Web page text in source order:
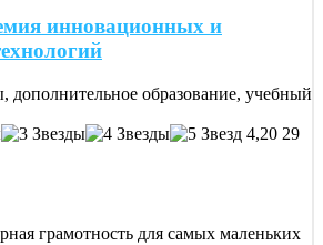
инновационных и
образование, учебный
4,20 29
грамотность для самых маленьких